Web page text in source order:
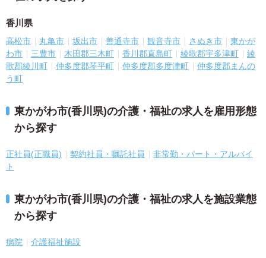
香川県
高松市 丸亀市 坂出市 善通寺市 観音寺市 さぬき市
東かが
わ市
三豊市 木田郡三木町 香川郡直島町 綾歌郡宇多津町
綾
歌郡綾川町
仲多度郡琴平町 仲多度郡多度津町
仲多度郡まんの
う町
東かがわ市(香川県)の介護・福祉の求人を雇用形態
から探す
正社員(正職員) 契約社員・嘱託社員
非常勤・パート・アルバイ
ト
東かがわ市(香川県)の介護・福祉の求人を施設業態
から探す
病院 介護福祉施設